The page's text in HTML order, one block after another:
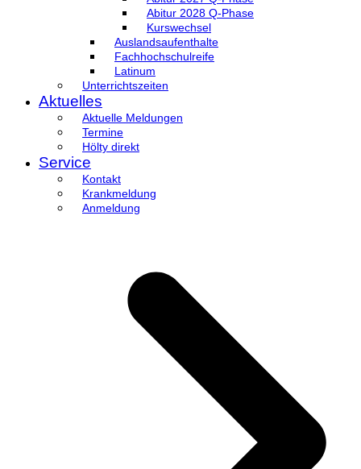
Abitur 2028 Q-Phase
Kurswechsel
Auslandsaufenthalte
Fachhochschulreife
Latinum
Unterrichtszeiten
Aktuelles
Aktuelle Meldungen
Termine
Hölty direkt
Service
Kontakt
Krankmeldung
Anmeldung